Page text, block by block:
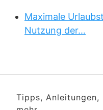
Maximale
Nutzung der…
Tipps, Anleitungen,